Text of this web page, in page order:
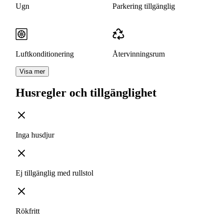
Ugn Parkering tillgänglig
Luftkonditionering Återvinningsrum
Visa mer
Husregler och tillgänglighet
Inga husdjur
Ej tillgänglig med rullstol
Rökfritt